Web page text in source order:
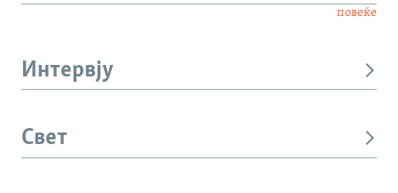
повеќе
Интервју
Свет